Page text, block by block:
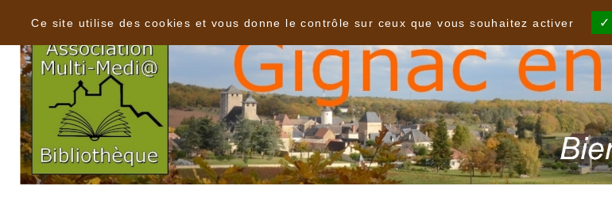
Ce site utilise des cookies et vous donne le contrôle sur ceux que vous souhaitez activer